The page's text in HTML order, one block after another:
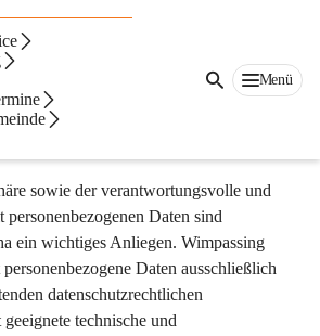
Menü
sowie der verantwortungsvolle und
Daten sind
ein wichtiges Anliegen. Wimpassing
Daten ausschließlich
datenschutzrechtlichen
technische und